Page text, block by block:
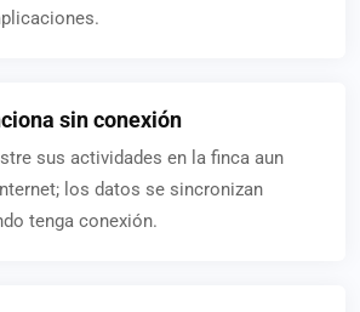
sin conexión
sus actividades en la finca aun
los datos se sincronizan
tenga conexión.